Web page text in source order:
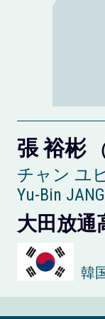
張 裕彬
チャン ユ
Yu-Bin JANG
大田放通
韓